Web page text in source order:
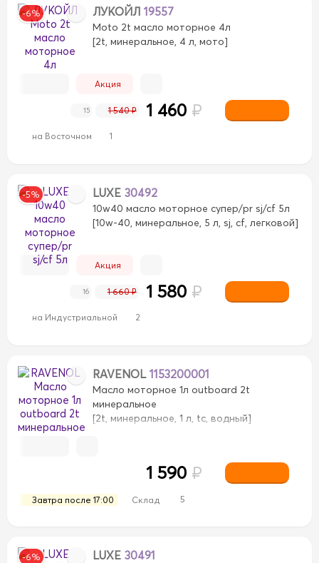
-6% ЛУКОЙЛ 19557
Moto 2t масло моторное 4л
[2t, минеральное, 4 л, мото]
Акция
на Восточном 1
15 1 540 ₽ 1 460 ₽
-5% LUXE 30492
10w40 масло моторное супер/pr sj/cf 5л
[10w-40, минеральное, 5 л, sj, cf, легковой]
Акция
на Индустриальной 2
16 1 660 ₽ 1 580 ₽
RAVENOL 1153200001
Масло моторное 1л outboard 2t
минеральное
[2t, минеральное, 1 л, tc, водный]
Завтра после 17:00 Склад 5
1 590 ₽
-6% LUXE 30491